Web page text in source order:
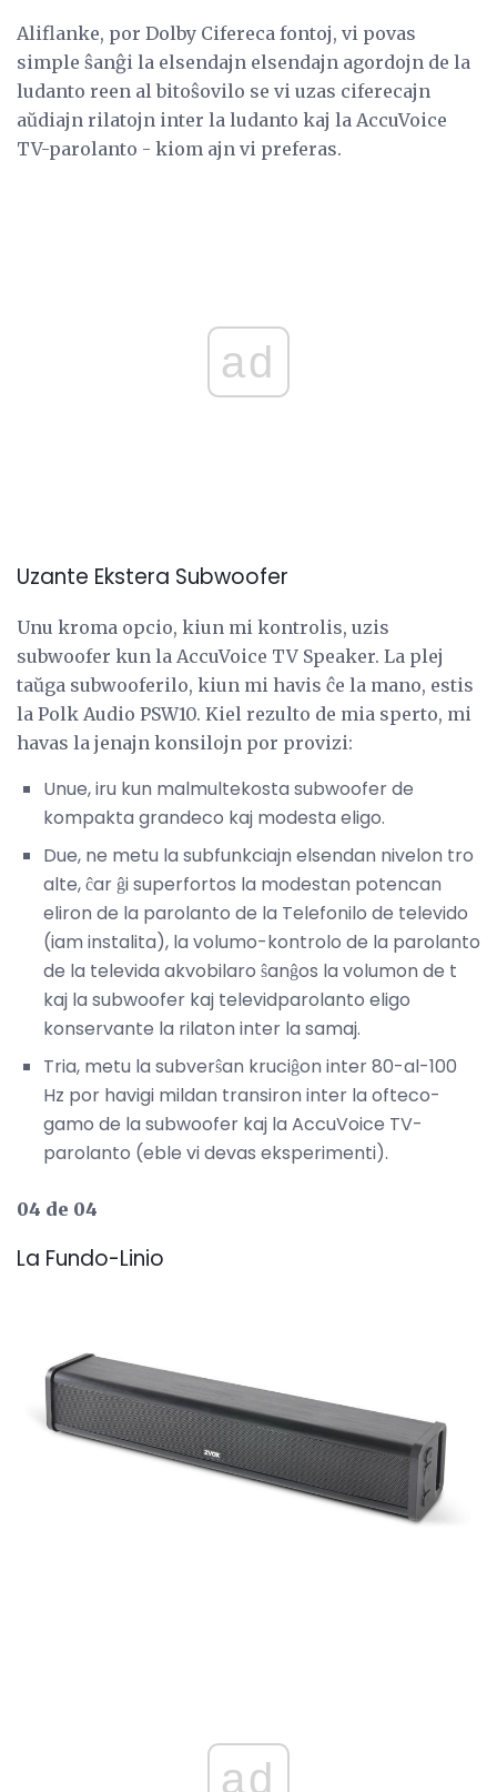
Aliflanke, por Dolby Cifereca fontoj, vi povas
simple ŝanĝi la elsendajn elsendajn agordojn de la
ludanto reen al bitoŝovilo se vi uzas ciferecajn
aŭdiajn rilatojn inter la ludanto kaj la AccuVoice
TV-parolanto - kiom ajn vi preferas.
ad
Uzante Ekstera Subwoofer
Unu kroma opcio, kiun mi kontrolis, uzis
subwoofer kun la AccuVoice TV Speaker. La plej
taŭga subwooferilo, kiun mi havis ĉe la mano, estis
la Polk Audio PSW10. Kiel rezulto de mia sperto, mi
havas la jenajn konsilojn por provizi:
Unue, iru kun malmultekosta subwoofer de
kompakta grandeco kaj modesta eligo.
Due, ne metu la subfunkciajn elsendan nivelon tro
alte, ĉar ĝi superfortos la modestan potencan
eliron de la parolanto de la Telefonilo de televido
(iam instalita), la volumo-kontrolo de la parolanto
de la televida akvobilaro ŝanĝos la volumon de t
kaj la subwoofer kaj televidparolanto eligo
konservante la rilaton inter la samaj.
Tria, metu la subverŝan kruciĝon inter 80-al-100
Hz por havigi mildan transiron inter la ofteco-
gamo de la subwoofer kaj la AccuVoice TV-
parolanto (eble vi devas eksperimenti).
04 de 04
La Fundo-Linio
ad